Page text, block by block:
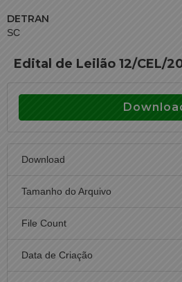
DETRAN
SC
Edital de Leilão 12/CEL/
Download
Tamanho do Arquivo
File Count
Data de Criação